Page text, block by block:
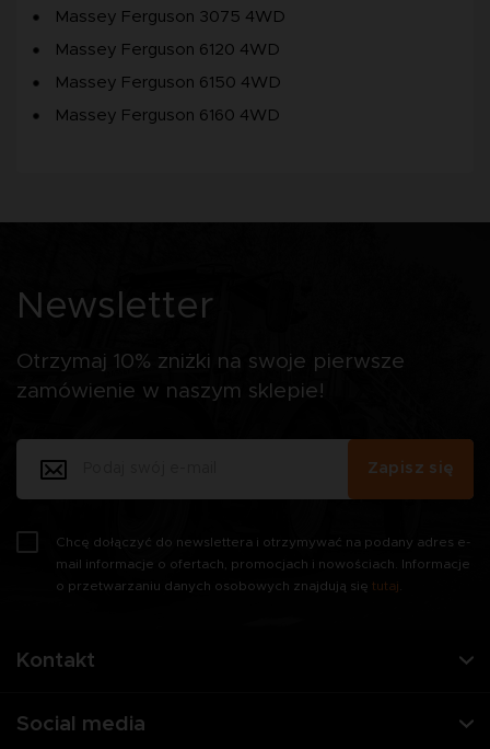
Massey Ferguson 3075 4WD
Massey Ferguson 6120 4WD
Massey Ferguson 6150 4WD
Massey Ferguson 6160 4WD
Kontakt
Social media
Newsletter
Otrzymaj 10% zniżki na swoje pierwsze
zamówienie w naszym sklepie!
Chcę dołączyć do newslettera i otrzymywać na podany adres e-
mail informacje o ofertach, promocjach i nowościach. Informacje
o przetwarzaniu danych osobowych znajdują się tutaj
Zapisz się